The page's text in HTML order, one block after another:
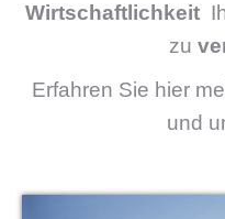
Wirtschaftlichkeit
zu
Erfahren Sie hier
und u